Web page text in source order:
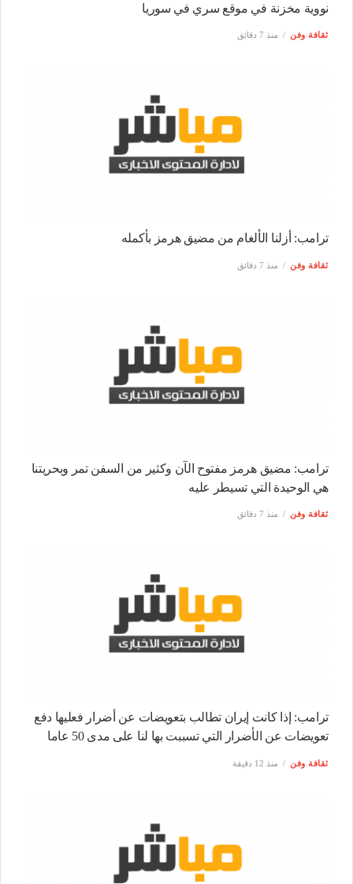
نووية مخزنة في موقع سري في سوريا
ثقافة وفن منذ 7 دقائق
ترامب: أزلنا الألغام من مضيق هرمز بأكمله
ثقافة وفن منذ 7 دقائق
ترامب: مضيق هرمز مفتوح الآن وكثير من السفن تمر وبحريتنا
هي الوحيدة التي تسيطر عليه
ثقافة وفن منذ 7 دقائق
ترامب: إذا كانت إيران تطالب بتعويضات عن أضرار فعليها دفع
تعويضات عن الأضرار التي تسببت بها لنا على مدى 50 عاما
ثقافة وفن منذ 12 دقيقة